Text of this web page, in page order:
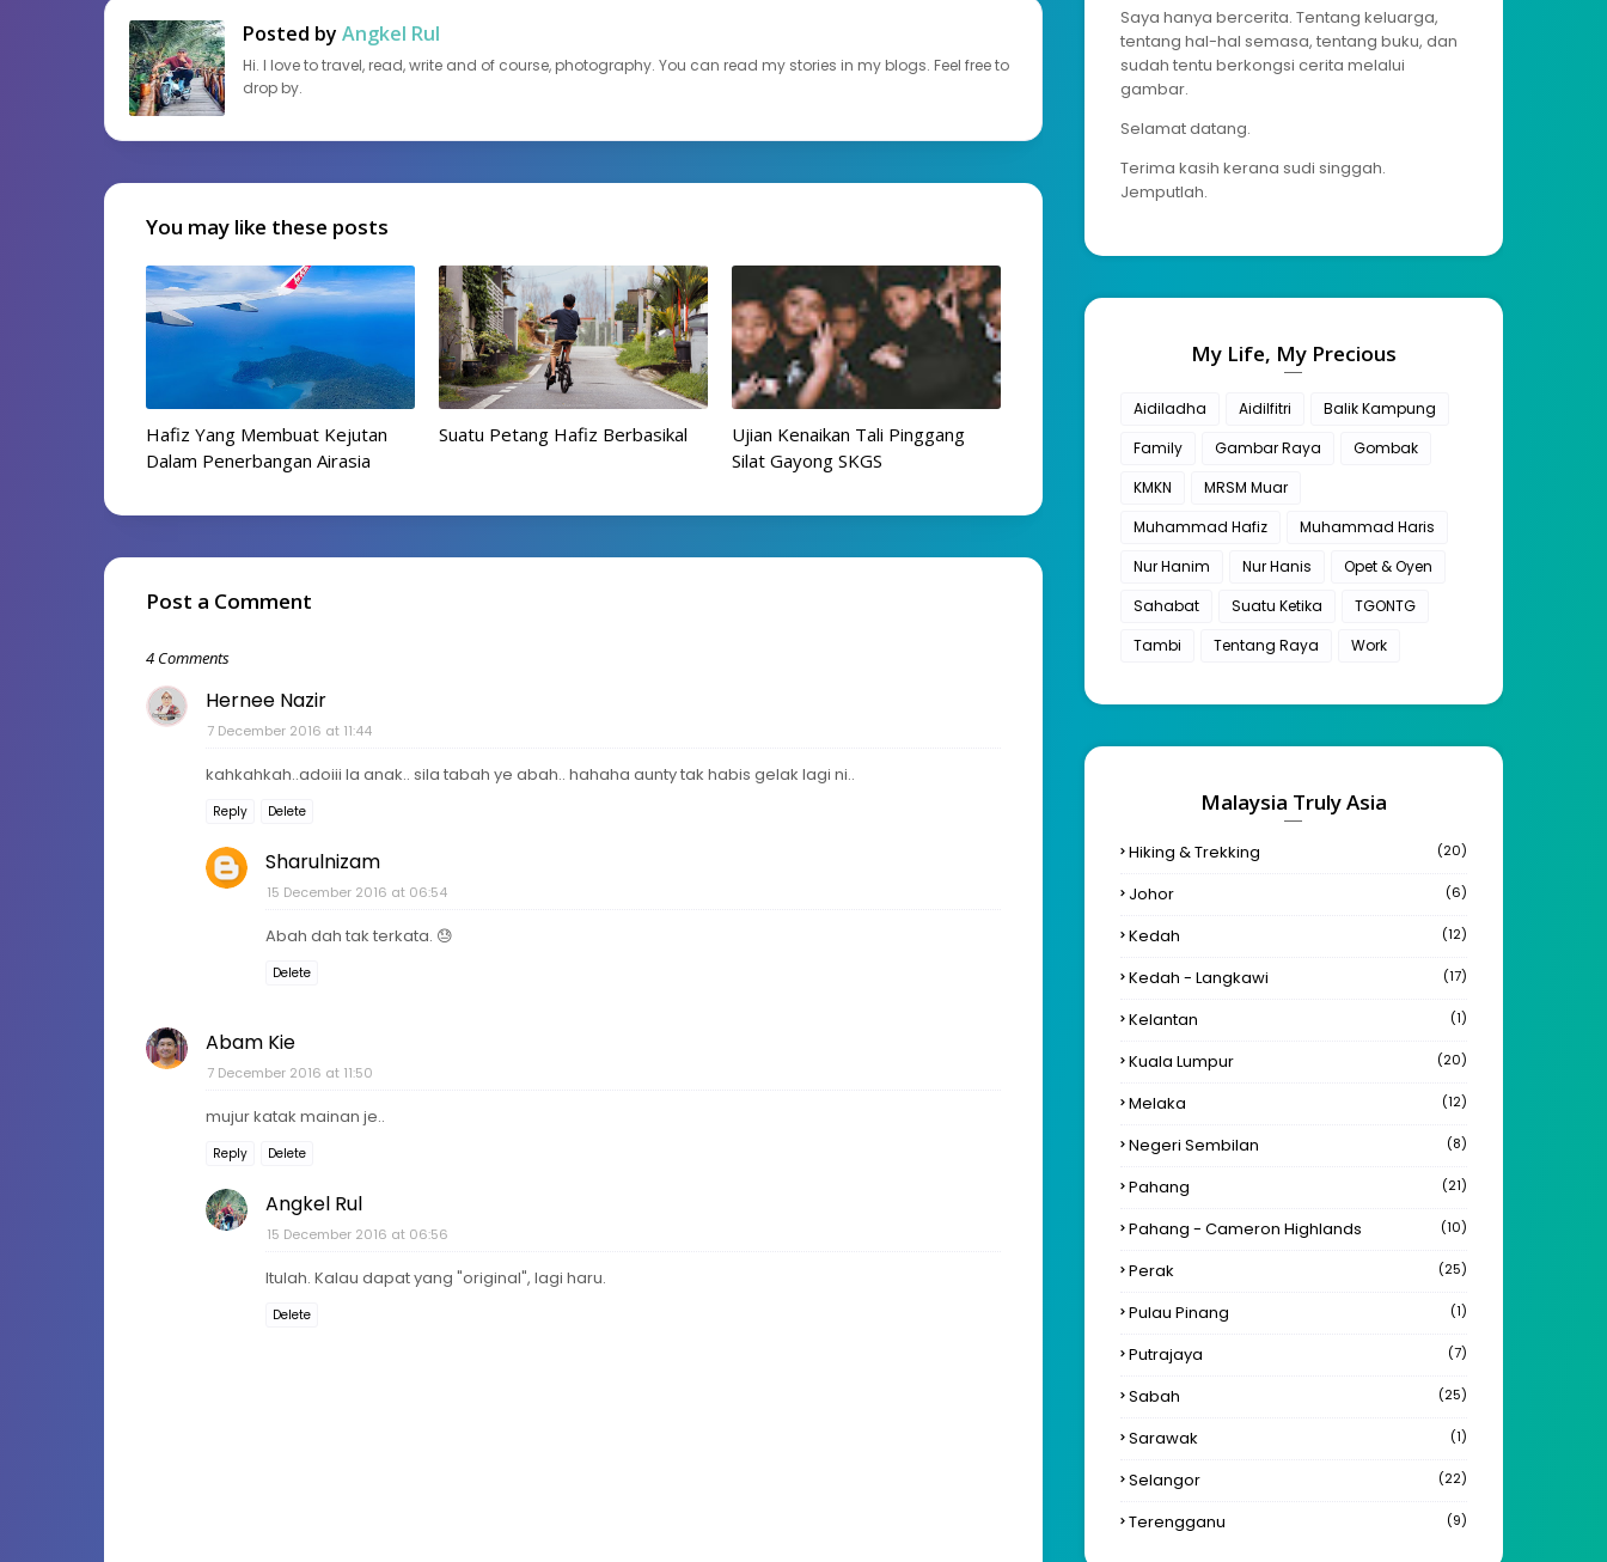
Posted by Angkel Rul
Hi. I love to travel, read, write and of course, photography. You can read my stories in my blogs. Feel free to
drop by.
You may like these posts
Hafiz Yang Membuat Kejutan
Dalam Penerbangan Airasia
Suatu Petang Hafiz Berbasikal
Ujian Kenaikan Tali Pinggang
Silat Gayong SKGS
Post a Comment
4 Comments
Hernee Nazir
7 December 2016 at 11:44
kahkahkah..adoiii la anak.. sila tabah ye abah.. hahaha aunty tak habis gelak lagi ni..
Reply Delete
Sharulnizam
15 December 2016 at 06:54
Abah dah tak terkata. 😓
Delete
Abam Kie
7 December 2016 at 11:50
mujur katak mainan je..
Reply Delete
Angkel Rul
15 December 2016 at 06:56
Itulah. Kalau dapat yang "original", lagi haru.
Delete
Saya hanya bercerita. Tentang keluarga,
tentang hal-hal semasa, tentang buku, dan
sudah tentu berkongsi cerita melalui
gambar.
Selamat datang.
Terima kasih kerana sudi singgah.
Jemputlah.
My Life, My Precious
Aidiladha Aidilfitri
Balik Kampung
Family
Gambar Raya
Gombak
KMKN
MRSM Muar
Muhammad Hafiz
Muhammad Haris
Nur Hanim
Nur Hanis
Opet & Oyen
Sahabat
Suatu Ketika
TGONTG
Tambi
Tentang Raya Work
Malaysia Truly Asia
Hiking & Trekking (20)
Johor (6)
Kedah (12)
Kedah - Langkawi (17)
Kelantan (1)
Kuala Lumpur (20)
Melaka (12)
Negeri Sembilan (8)
Pahang (21)
Pahang - Cameron Highlands (10)
Perak (25)
Pulau Pinang (1)
Putrajaya (7)
Sabah (25)
Sarawak (1)
Selangor (22)
Terengganu (9)